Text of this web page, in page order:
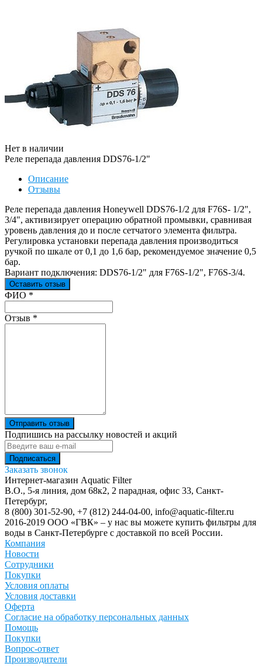
Нет в наличии
Реле перепада давления DDS76-1/2"
Описание
Отзывы
Реле перепада давления Honeywell DDS76-1/2 для F76S- 1/2",
3/4", активизирует операцию обратной промывки, сравнивая
уровень давления до и после сетчатого элемента фильтра.
Регулировка установки перепада давления производиться
ручкой по шкале от 0,1 до 1,6 бар, рекомендуемое значение 0,5
бар.
Вариант подключения: DDS76-1/2" для F76S-1/2", F76S-3/4.
Оставить отзыв
Ваш отзыв был отправлен!
ФИО *
Отзыв *
Отправить отзыв
Подпишись на рассылку новостей и акций
Заказать звонок
Интернет-магазин Aquatic Filter
В.О., 5-я линия, дом 68к2, 2 парадная, офис 33, Санкт-
Петербург,
8 (800) 301-52-90, +7 (812) 244-04-00, info@aquatic-filter.ru
2016-2019 ООО «ГВК» – у нас вы можете купить фильтры для
воды в Санкт-Петербурге с доставкой по всей России.
Компания
Новости
Сотрудники
Покупки
Условия оплаты
Условия доставки
Оферта
Согласие на обработку персональных данных
Помощь
Покупки
Вопрос-ответ
Производители